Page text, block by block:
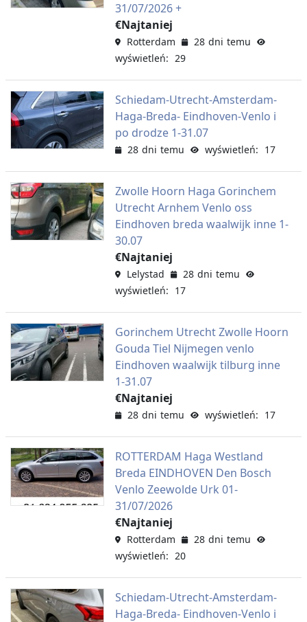
31/07/2026 +
€Najtaniej
Rotterdam
28 dni temu
wyświetleń: 29
Schiedam-Utrecht-Amsterdam-
Haga-Breda- Eindhoven-Venlo i
po drodze 1-31.07
28 dni temu wyświetleń: 17
Zwolle Hoorn Haga Gorinchem
Utrecht Arnhem Venlo oss
Eindhoven breda waalwijk inne 1-
30.07
€Najtaniej
Lelystad
28 dni temu
wyświetleń: 17
Gorinchem Utrecht Zwolle Hoorn
Gouda Tiel Nijmegen venlo
Eindhoven waalwijk tilburg inne
1-31.07
€Najtaniej
28 dni temu wyświetleń: 17
ROTTERDAM Haga Westland
Breda EINDHOVEN Den Bosch
Venlo Zeewolde Urk 01-
31/07/2026
€Najtaniej
Rotterdam
28 dni temu
wyświetleń: 20
Schiedam-Utrecht-Amsterdam-
Haga-Breda- Eindhoven-Venlo i